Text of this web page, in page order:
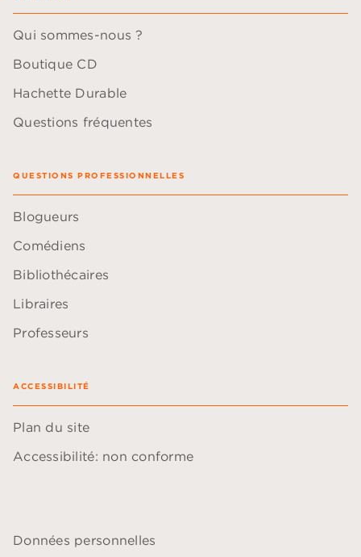
Qui sommes-nous ?
Boutique CD
Hachette Durable
Questions fréquentes
QUESTIONS PROFESSIONNELLES
Blogueurs
Comédiens
Bibliothécaires
Libraires
Professeurs
ACCESSIBILITÉ
Plan du site
Accessibilité: non conforme
Données personnelles